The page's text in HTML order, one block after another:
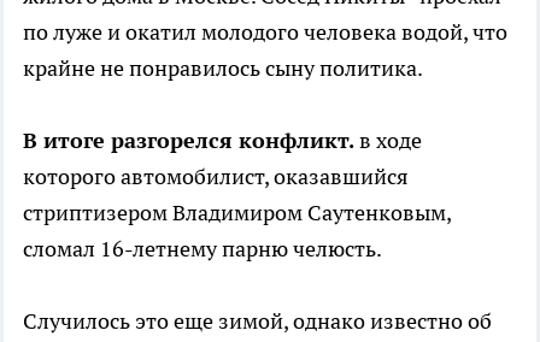
по луже и окатил молодого человека водой, что
крайне не понравилось сыну политика.
В итоге разгорелся конфликт.в ходе
которого автомобилист, оказавшийся
стриптизером Владимиром Саутенковым,
сломал 16-летнему парню челюсть.
Случилось это еще зимой, однако известно об